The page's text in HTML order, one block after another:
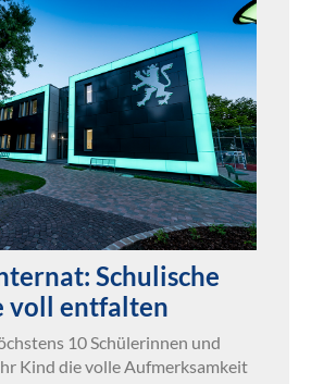
Schulische
voll entfalten
10 Schülerinnen und
Kind die volle Aufmerksamkeit